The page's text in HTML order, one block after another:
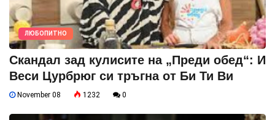
ЛЮБОПИТНО
Скандал зад кулисите на „Преди обед“: И
Веси Цурбрюг си тръгна от Би Ти Ви
November 08 1232 0